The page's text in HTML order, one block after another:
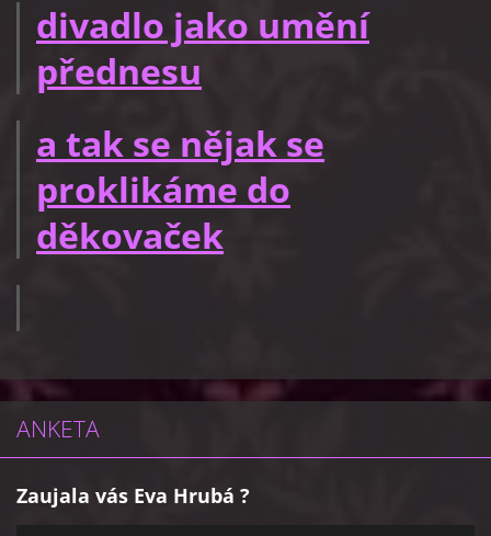
divadlo jako umění
přednesu
a tak se nějak se
proklikáme do
děkovaček
ANKETA
Zaujala vás Eva Hrubá ?